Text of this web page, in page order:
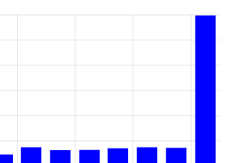
4,500万円
北四番丁
350万円
北四番丁